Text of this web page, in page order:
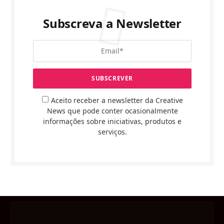
Subscreva a Newsletter
Aceito receber a newsletter da Creative
News que pode conter ocasionalmente
informações sobre iniciativas, produtos e
serviços.